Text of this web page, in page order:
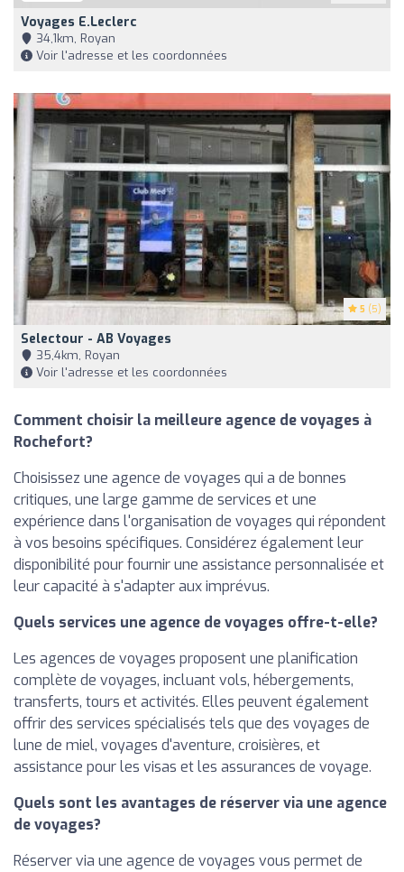
Voyages E.Leclerc
34,1km, Royan
Voir l'adresse et les coordonnées
5 (5)
Selectour - AB Voyages
35,4km, Royan
Voir l'adresse et les coordonnées
Comment choisir la meilleure agence de voyages à
Rochefort?
Choisissez une agence de voyages qui a de bonnes
critiques, une large gamme de services et une
expérience dans l'organisation de voyages qui répondent
à vos besoins spécifiques. Considérez également leur
disponibilité pour fournir une assistance personnalisée et
leur capacité à s'adapter aux imprévus.
Quels services une agence de voyages offre-t-elle?
Les agences de voyages proposent une planification
complète de voyages, incluant vols, hébergements,
transferts, tours et activités. Elles peuvent également
offrir des services spécialisés tels que des voyages de
lune de miel, voyages d'aventure, croisières, et
assistance pour les visas et les assurances de voyage.
Quels sont les avantages de réserver via une agence
de voyages?
Réserver via une agence de voyages vous permet de